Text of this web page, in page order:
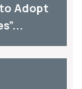
Adopt